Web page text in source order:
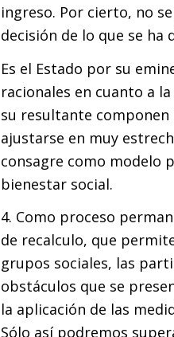
ingreso. Por cierto, no
decisión de lo que se ha
Es el Estado por su
racionales en cuanto a
su resultante
ajustarse en muy
consagre como modelo
bienestar social.
4. Como proceso
de recalculo, que
grupos sociales, las
obstáculos que se
la aplicación de las
Sólo así podremos